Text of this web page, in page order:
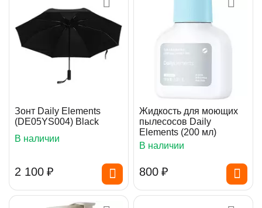
Зонт Daily Elements
(DE05YS004) Black
В наличии
2 100 ₽
Жидкость для моющих
пылесосов Daily
Elements (200 мл)
В наличии
‍800‍ ₽